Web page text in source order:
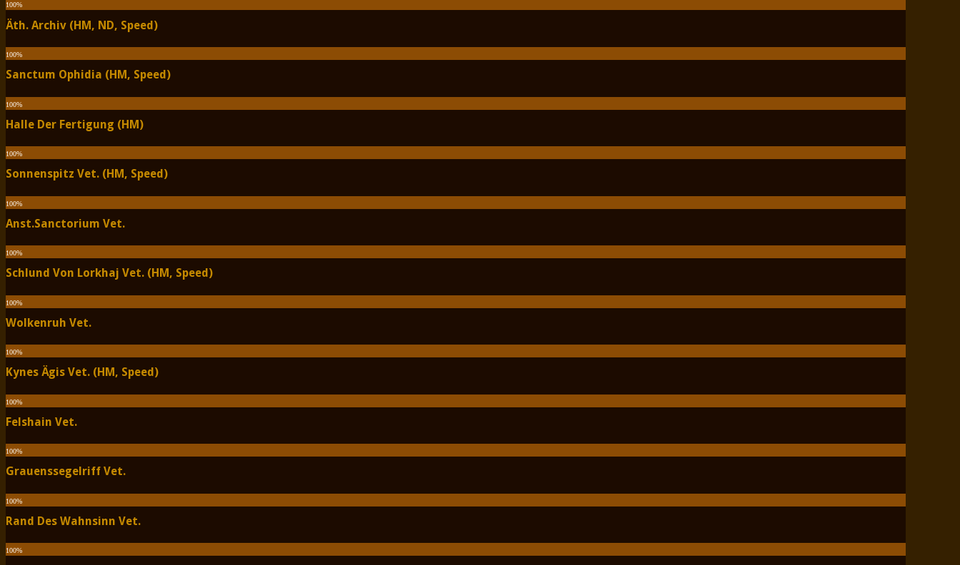
100%
Äth. Archiv (HM, ND, Speed)
100%
Sanctum Ophidia (HM, Speed)
100%
Halle Der Fertigung (HM)
100%
Sonnenspitz Vet. (HM, Speed)
100%
Anst.Sanctorium Vet.
100%
Schlund Von Lorkhaj Vet. (HM, Speed)
100%
Wolkenruh Vet.
100%
Kynes Ägis Vet. (HM, Speed)
100%
Felshain Vet.
100%
Grauenssegelriff Vet.
100%
Rand Des Wahnsinn Vet.
100%